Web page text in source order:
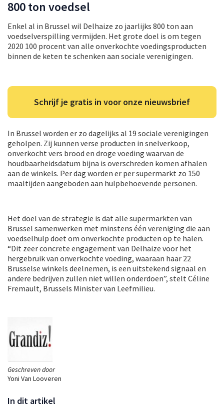
Geschreven door
Yoni Van Looveren
In dit artikel
800 ton voedsel
Enkel al in Brussel wil Delhaize zo jaarlijks 800 ton aan
voedselverspilling vermijden. Het grote doel is om tegen
2020 100 procent van alle onverkochte voedingsproducten
binnen de keten te schenken aan sociale verenigingen.
Schrijf je gratis in voor onze nieuwsbrief
In Brussel worden er zo dagelijks al 19 sociale verenigingen
geholpen. Zij kunnen verse producten in snelverkoop,
onverkocht vers brood en droge voeding waarvan de
houdbaarheidsdatum bijna is overschreden komen afhalen
aan de winkels. Per dag worden er per supermarkt zo 150
maaltijden aangeboden aan hulpbehoevende personen.
Het doel van de strategie is dat alle supermarkten van
Brussel samenwerken met minstens één vereniging die aan
voedselhulp doet om onverkochte producten op te halen.
“Dit zeer concrete engagement van Delhaize voor het
hergebruik van onverkochte voeding, waaraan haar 22
Brusselse winkels deelnemen, is een uitstekend signaal en
andere bedrijven zullen niet willen onderdoen”, stelt Céline
Fremault, Brussels Minister van Leefmilieu.